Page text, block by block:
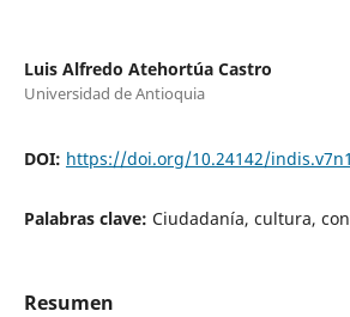
Luis Alfredo Atehortúa Castro
Universidad de Antioquia
DOI: https://doi.org/10.24142/
Palabras clave: Ciudadanía, cultura,
Resumen